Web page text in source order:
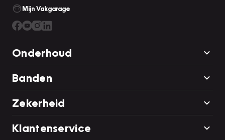
Mijn Vakgarage
Onderhoud
Banden
Zekerheid
Klantenservice